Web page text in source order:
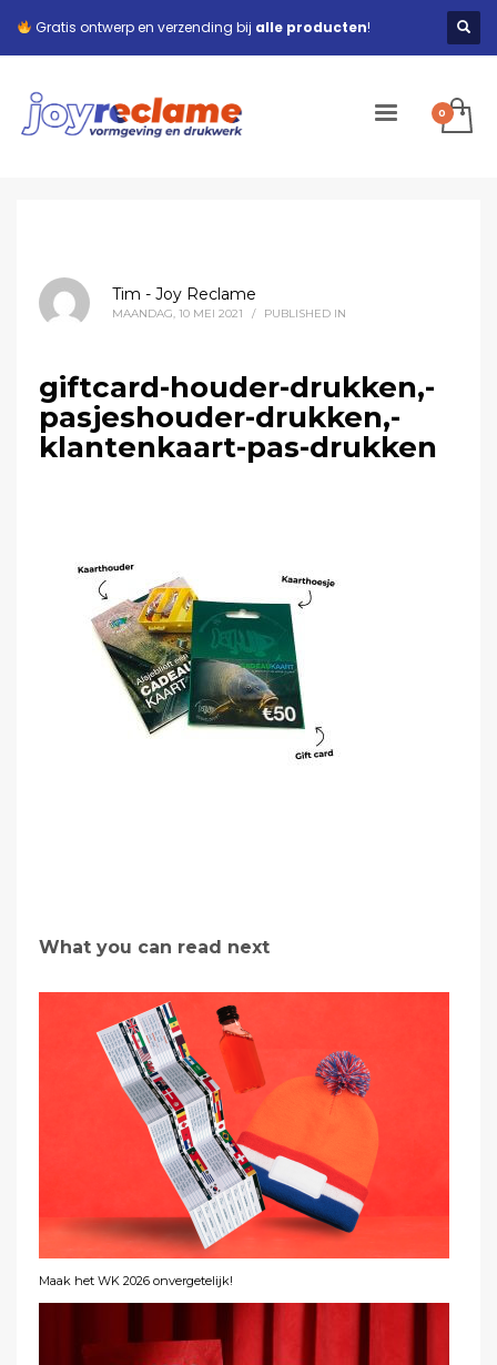
Gratis ontwerp en verzending bij alle producten!
Tim - Joy Reclame
MAANDAG, 10 MEI 2021 / PUBLISHED IN
giftcard-houder-drukken,-
pasjeshouder-drukken,-
klantenkaart-pas-drukken
What you can read next
Maak het WK 2026 onvergetelijk!